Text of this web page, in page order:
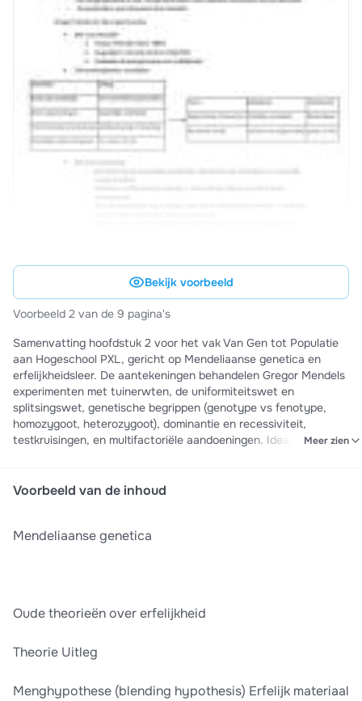
Bekijk voorbeeld
Voorbeeld 2 van de 9 pagina's
Samenvatting hoofdstuk 2 voor het vak Van Gen tot Populatie
aan Hogeschool PXL, gericht op Mendeliaanse genetica en
erfelijkheidsleer. De aantekeningen behandelen Gregor Mendels
experimenten met tuinerwten, de uniformiteitswet en
splitsingswet, genetische begrippen (genotype vs fenotype,
homozygoot, heterozygoot), dominantie en recessiviteit,
testkruisingen, en multifactoriële aandoeningen. Ideaal voor
praktische toepassingen in genetische counseling. Ik heb zelf
Meer zien
Voorbeeld van de inhoud
Mendeliaanse genetica
Oude theorieën over erfelijkheid
Theorie Uitleg
Menghypothese (blending hypothesis) Erfelijk materiaal